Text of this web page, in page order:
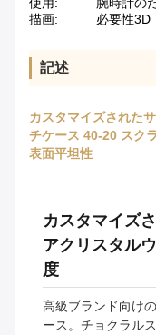
使用:
腕時計の
描画:
必要性3D
記述
カスタマイズされた
チケース 40-20 スク
表面平坦性
カスタマイズ
アクリスタル
度
高級ブランド向け
ース。チョクラル